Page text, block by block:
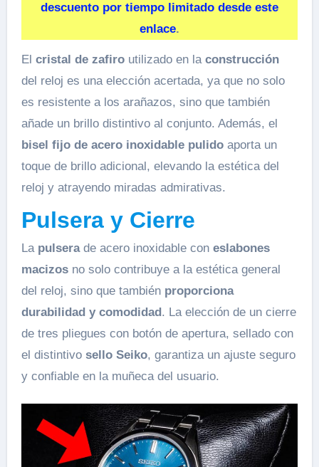
descuento por tiempo limitado desde este
enlace.
El cristal de zafiro utilizado en la construcción
del reloj es una elección acertada, ya que no solo
es resistente a los arañazos, sino que también
añade un brillo distintivo al conjunto. Además, el
bisel fijo de acero inoxidable pulido aporta un
toque de brillo adicional, elevando la estética del
reloj y atrayendo miradas admirativas.
Pulsera y Cierre
La pulserade acero inoxidable con eslabones
macizosno solo contribuye a la estética general
del reloj, sino que también proporciona
durabilidad y comodidad. La elección de un cierre
de tres pliegues con botón de apertura, sellado con
el distintivo sello Seiko, garantiza un ajuste seguro
y confiable en la muñeca del usuario.